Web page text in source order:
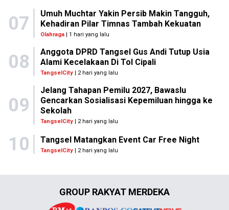
07
Umuh Muchtar Yakin Persib Makin Tangguh,
Kehadiran Pilar Timnas Tambah Kekuatan
Olahraga| 1 hari yang lalu
08
Anggota DPRD Tangsel Gus Andi Tutup Usia
Alami Kecelakaan Di Tol Cipali
TangselCity| 2 hari yang lalu
09
Jelang Tahapan Pemilu 2027, Bawaslu
Gencarkan Sosialisasi Kepemiluan hingga ke
Sekolah
TangselCity| 2 hari yang lalu
10 Tangsel Matangkan Event Car Free Night
TangselCity | 2 hari yang lalu
GROUP RAKYAT MERDEKA